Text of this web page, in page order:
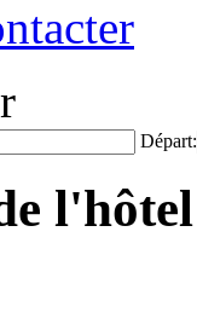
Départ:
l'hôtel